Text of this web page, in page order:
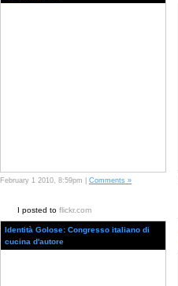
February 1 2010, 8:59pm | Comments »
I posted to flickr.com
Identità Golose: Congresso italiano di
cucina d'autore